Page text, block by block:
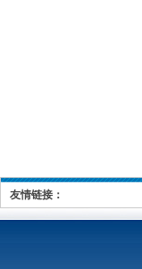
友情链接：